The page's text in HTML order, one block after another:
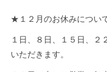
★１２月のお休みについ
１日、８日、１５日、２
いただきます。